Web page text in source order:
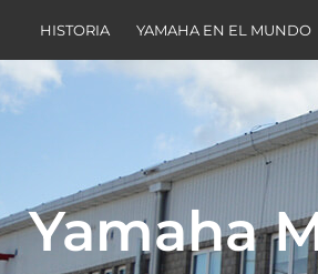
HISTORIA YAMAHA EN EL MUNDO
Yamaha